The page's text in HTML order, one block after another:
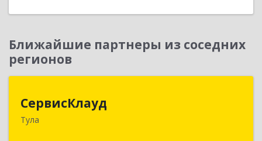
Ближайшие партнеры из соседних
регионов
СервисКлауд
Тула
300028, Тульская обл, Тула г, Болдина ул, дом №